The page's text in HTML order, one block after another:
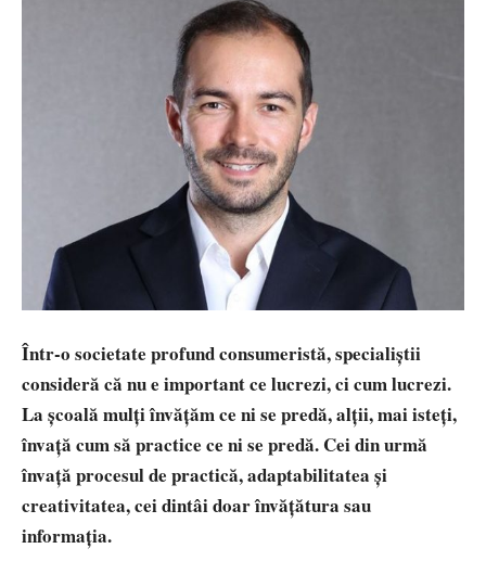
Într-o societate profund consumeristă, specialiștii
consideră că nu e important ce lucrezi, ci cum lucrezi.
La școală mulți învățăm ce ni se predă, alții, mai isteți,
învață cum să practice ce ni se predă. Cei din urmă
învață procesul de practică, adaptabilitatea și
creativitatea, cei dintâi doar învățătura sau
informația.